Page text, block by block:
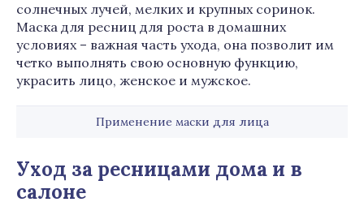
солнечных лучей, мелких и крупных соринок.
Маска для ресниц для роста в домашних
условиях – важная часть ухода, она позволит им
четко выполнять свою основную функцию,
украсить лицо, женское и мужское.
Применение маски для лица
Уход за ресницами дома и в
салоне